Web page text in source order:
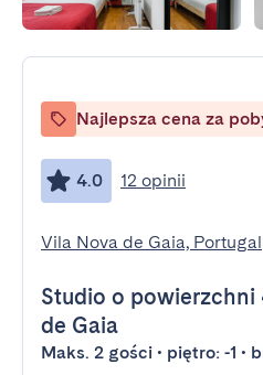
Najlepsza cena za
4.0 12 opinii
Vila Nova de Gaia, Portugal
Studio o powierzchni
de Gaia
Maks. 2 gości • piętro: -1 •